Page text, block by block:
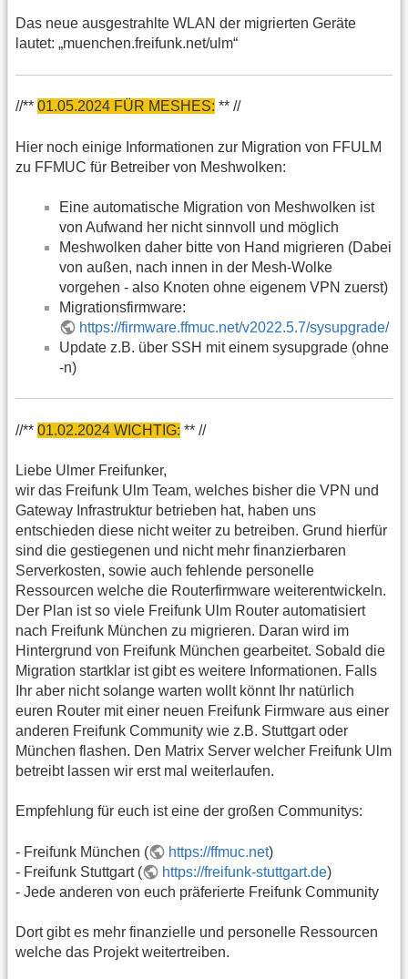
Das neue ausgestrahlte WLAN der migrierten Geräte
lautet: „muenchen.freifunk.net/ulm“
//** 01.05.2024 FÜR MESHES: ** //
Hier noch einige Informationen zur Migration von FFULM
zu FFMUC für Betreiber von Meshwolken:
Eine automatische Migration von Meshwolken ist
von Aufwand her nicht sinnvoll und möglich
Meshwolken daher bitte von Hand migrieren (Dabei
von außen, nach innen in der Mesh-Wolke
vorgehen - also Knoten ohne eigenem VPN zuerst)
Migrationsfirmware:
https://firmware.ffmuc.net/v2022.5.7/sysupgrade/
Update z.B. über SSH mit einem sysupgrade (ohne
-n)
//** 01.02.2024 WICHTIG: ** //
Liebe Ulmer Freifunker,
wir das Freifunk Ulm Team, welches bisher die VPN und
Gateway Infrastruktur betrieben hat, haben uns
entschieden diese nicht weiter zu betreiben. Grund hierfür
sind die gestiegenen und nicht mehr finanzierbaren
Serverkosten, sowie auch fehlende personelle
Ressourcen welche die Routerfirmware weiterentwickeln.
Der Plan ist so viele Freifunk Ulm Router automatisiert
nach Freifunk München zu migrieren. Daran wird im
Hintergrund von Freifunk München gearbeitet. Sobald die
Migration startklar ist gibt es weitere Informationen. Falls
Ihr aber nicht solange warten wollt könnt Ihr natürlich
euren Router mit einer neuen Freifunk Firmware aus einer
anderen Freifunk Community wie z.B. Stuttgart oder
München flashen. Den Matrix Server welcher Freifunk Ulm
betreibt lassen wir erst mal weiterlaufen.
Empfehlung für euch ist eine der großen Communitys:
- Freifunk München ( https://ffmuc.net)
- Freifunk Stuttgart (
https://freifunk-stuttgart.de)
- Jede anderen von euch präferierte Freifunk Community
Dort gibt es mehr finanzielle und personelle Ressourcen
welche das Projekt weitertreiben.